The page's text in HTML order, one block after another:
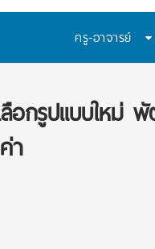
ครู-อาจารย์
ลือกรูปแบบใหม่
า